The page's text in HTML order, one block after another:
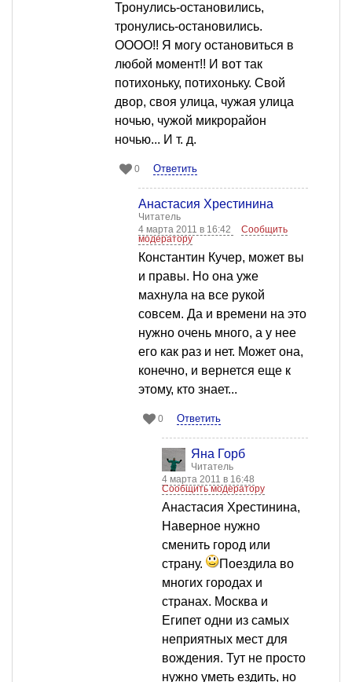
Тронулись-остановились,
тронулись-остановились.
ОООО!! Я могу остановиться в
любой момент!! И вот так
потихоньку, потихоньку. Свой
двор, своя улица, чужая улица
ночью, чужой микрорайон
ночью... И т. д.
0 Ответить
Анастасия Хрестинина
Читатель
4 марта 2011 в 16:42
Сообщить
модератору
Константин Кучер, может вы
и правы. Но она уже
махнула на все рукой
совсем. Да и времени на это
нужно очень много, а у нее
его как раз и нет. Может она,
конечно, и вернется еще к
этому, кто знает...
0 Ответить
Яна Горб
Читатель
4 марта 2011 в 16:48
Сообщить модератору
Анастасия Хрестинина,
Наверное нужно
сменить город или
страну.
Поездила во
многих городах и
странах. Москва и
Египет одни из самых
неприятных мест для
вождения. Тут не просто
нужно уметь ездить, но